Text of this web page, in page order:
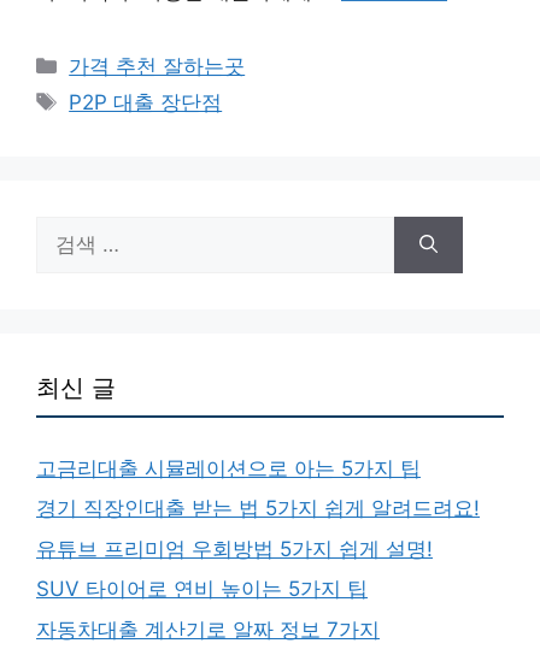
카
테
가격 추천 잘하는곳
태
P2P 대출 장단점
색:
최신 글
고금리대출 시뮬레이션으로 아는 5가지 팁
경기 직장인대출 받는 법 5가지 쉽게 알려드려요!
유튜브 프리미엄 우회방법 5가지 쉽게 설명!
SUV 타이어로 연비 높이는 5가지 팁
자동차대출 계산기로 알짜 정보 7가지